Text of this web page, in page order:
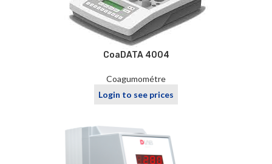
CoaDATA 4004
Coagumométre
Login to see prices